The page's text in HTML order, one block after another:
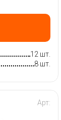
12 шт.
8 шт.
Арт: